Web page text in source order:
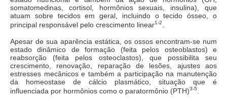
somatomedinas, cortisol, hormônios sexuais, insulina), que
atuam sobre tecidos em geral, incluindo o tecido ósseo, o
principal responsável pelo crescimento linear1-2
Apesar de sua aparência estática, os ossos encontram-se num
estado dinâmico de formação (feita pelos osteoblastos) e
reabsorção (feita pelos osteoclastos), que possibilita seu
crescimento, renovação, reparação de lesões, ajustes aos
estresses mecânicos e também a participação na manutenção
da homeostase de cálcio plasmático, situação que é
influenciada por hormônios como o paratormônio (PTH)3-5